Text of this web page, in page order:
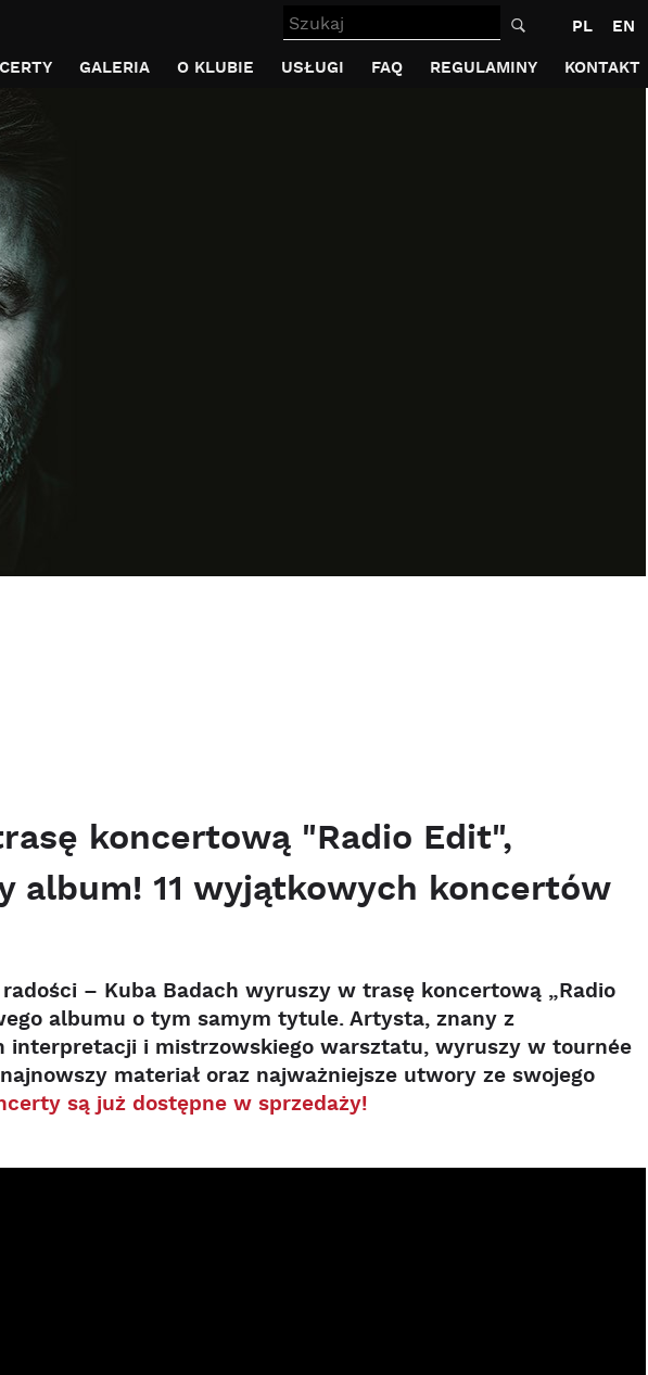
Szukaj PL
EN
GALERIA O KLUBIE USŁUGI FAQ REGULAMINY KONTAKT
koncertową "Radio Edit",
album! 11 wyjątkowych koncertów
– Kuba Badach wyruszy w trasę koncertową „Radio
albumu o tym samym tytule. Artysta, znany z
interpretacji i mistrzowskiego warsztatu, wyruszy w tournée
materiał oraz najważniejsze utwory ze swojego
są już dostępne w sprzedaży!